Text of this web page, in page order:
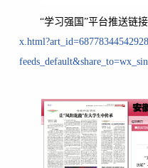
“学习强国”平台推送链接